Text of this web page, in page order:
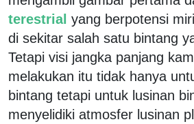
terestrial yang berpotensi
di sekitar salah satu bintang
Tetapi visi jangka panjang
melakukan itu tidak hanya
bintang tetapi untuk lusinan
menyelidiki atmosfer lusinan